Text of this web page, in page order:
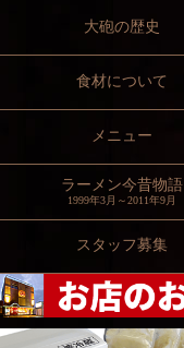
大砲の歴史
食材について
メニュー
ラーメン今昔物語
1999年3月～2011年9月
スタッフ募集